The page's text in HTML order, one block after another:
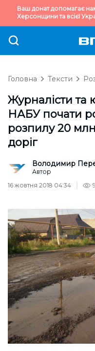
Ваш донат допомагає
Херсонщини та всієї
Головна Тексти
Журналісти та
НАБУ почати
розпилу 20
доріг
Володимир
Автор
16 жовтня 2018 04:34